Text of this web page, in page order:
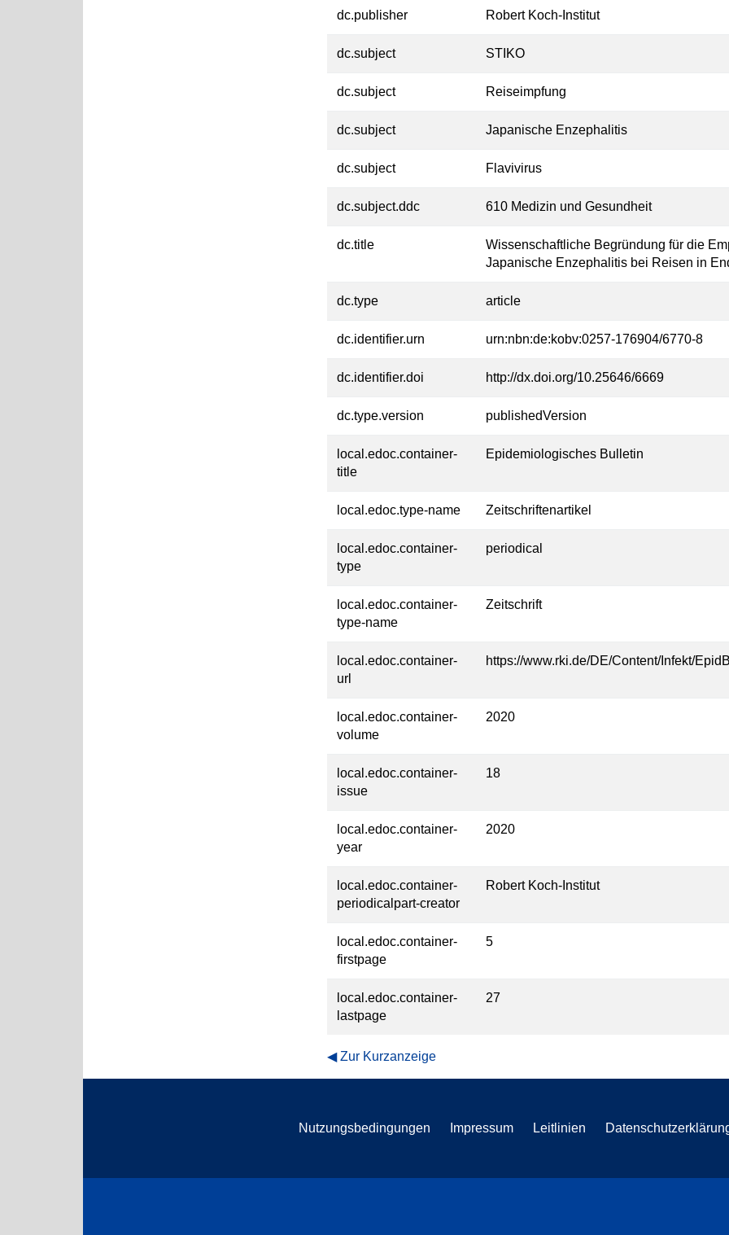
dc.publisher Robert Koch-Institut
dc.subject STIKO
dc.subject Reiseimpfung
dc.subject Japanische Enzephalitis
dc.subject Flavivirus
dc.subject.ddc 610 Medizin und Gesundheit
dc.title
Wissenschaftliche Begründung für die
Japanische Enzephalitis bei Reisen in
dc.type article
dc.identifier.urn urn:nbn:de:kobv:0257-176904/6770-8
dc.identifier.doi http://dx.doi.org/10.25646/6669
dc.type.version publishedVersion
local.edoc.container-
title
Epidemiologisches Bulletin
local.edoc.type-name Zeitschriftenartikel
local.edoc.container-
type
periodical
local.edoc.container-
type-name
Zeitschrift
local.edoc.container-
url
https://www.rki.de/DE/Content/Infekt/
local.edoc.container-
volume
2020
local.edoc.container-
issue
18
local.edoc.container-
year
2020
local.edoc.container-
periodicalpart-creator
Robert Koch-Institut
local.edoc.container-
firstpage
5
local.edoc.container-
lastpage
27
Zur Kurzanzeige
Nutzungsbedingungen Impressum Leitlinien